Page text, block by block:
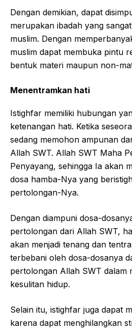
Dengan demikian, dapat
merupakan ibadah yang
muslim. Dengan
muslim dapat membuka pintu
bentuk materi maupun non-
Menentramkan hati
Istighfar memiliki hubungan
ketenangan hati. Ketika
sedang memohon ampunan
Allah SWT. Allah SWT Maha
Penyayang, sehingga Ia akan
dosa hamba-Nya yang
pertolongan-Nya.
Dengan diampuni dosa-
pertolongan dari Allah SWT,
akan menjadi tenang dan
terbebani oleh dosa-dosanya
pertolongan Allah SWT dalam
kesulitan hidup.
Selain itu, istighfar juga dapat
karena dapat menghilangkan